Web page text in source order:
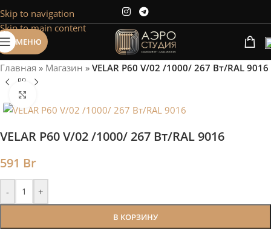
Skip to navigation
Skip to main content
Сэкономим Ваше время на подбор
радиаторов!
Рассчитаем мощность | Предложим от 3х вариантов | В
наличии и под заказ
Скидки от 5%
МЕНЮ
Главная » Магазин » VELAR P60 V/02 /1000/ 267 Bт/RAL 9016
VELAR P60 V/02 /1000/ 267 Bт/RAL 9016
591 Br
- +
В КОРЗИНУ